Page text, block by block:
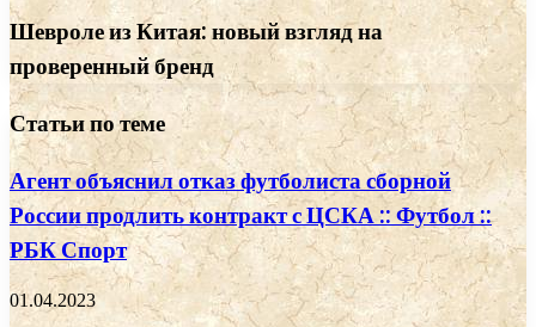
Шевроле из Китая: новый взгляд на
проверенный бренд
Статьи по теме
Агент объяснил отказ футболиста сборной
России продлить контракт с ЦСКА :: Футбол ::
РБК Спорт
01.04.2023